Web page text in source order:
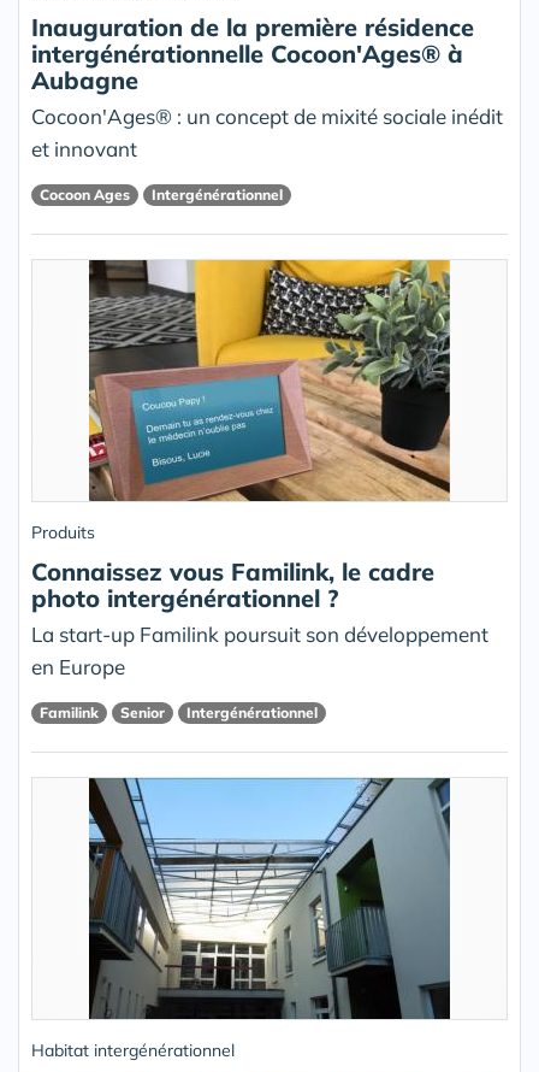
Inauguration de la première résidence
intergénérationnelle Cocoon'Ages® à
Aubagne
Cocoon'Ages® : un concept de mixité sociale inédit
et innovant
Cocoon Ages Intergénérationnel
Produits
Connaissez vous Familink, le cadre
photo intergénérationnel ?
La start-up Familink poursuit son développement
en Europe
Familink Senior Intergénérationnel
Habitat intergénérationnel